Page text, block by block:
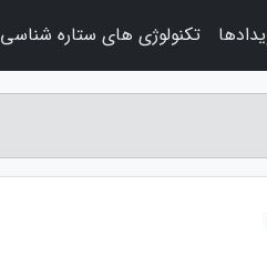
تکنولوژی های ستاره شناسی